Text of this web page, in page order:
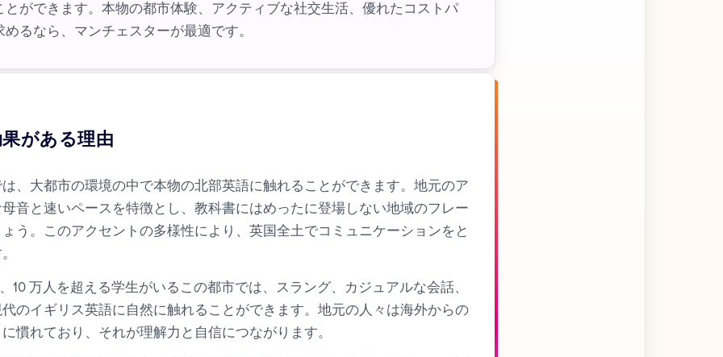
とができます。本物の都市体験、アクティブな社交生活、優れたコストパ
るなら、マンチェスターが最適です。
がある理由
、大都市の環境の中で本物の北部英語に触れることができます。地元のア
音と速いペースを特徴とし、教科書にはめったに登場しない地域のフレー
う。このアクセントの多様性により、英国全土でコミュニケーションをと
10 万人を超える学生がいるこの都市では、スラング、カジュアルな会話、
のイギリス英語に自然に触れることができます。地元の人々は海外からの
慣れており、それが理解力と自信につながります。